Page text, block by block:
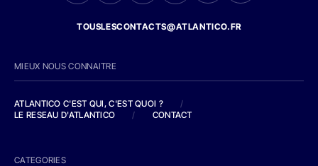
TOUSLESCONTACTS@ATLANTICO.FR
MIEUX NOUS CONNAITRE
ATLANTICO C'EST QUI, C'EST QUOI ?
/
LE RESEAU D'ATLANTICO
/ CONTACT
CATEGORIES